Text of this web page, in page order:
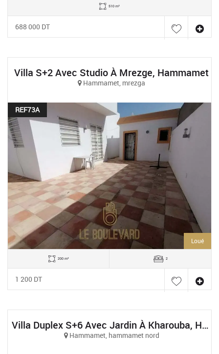
510 m²
688 000 DT
Villa S+2 Avec Studio À Mrezge, Hammamet
Hammamet, mrezga
REF73A
Loué
200 m² 2
1 200 DT
Villa Duplex S+6 Avec Jardin À Kharouba, Hammamet
Hammamet, hammamet nord